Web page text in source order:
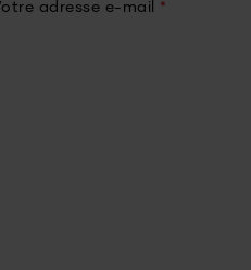
adresse e-mail *